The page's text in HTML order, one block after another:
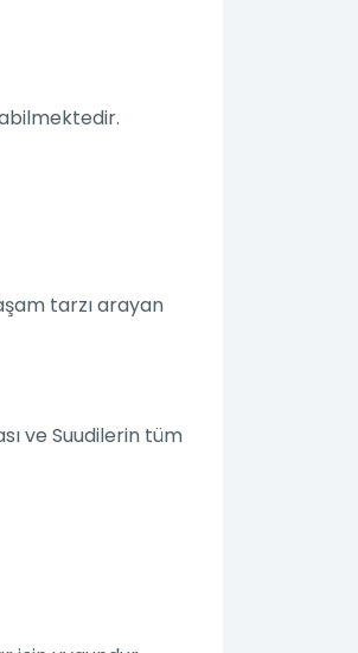
tarzı arayan
ve Suudilerin tüm